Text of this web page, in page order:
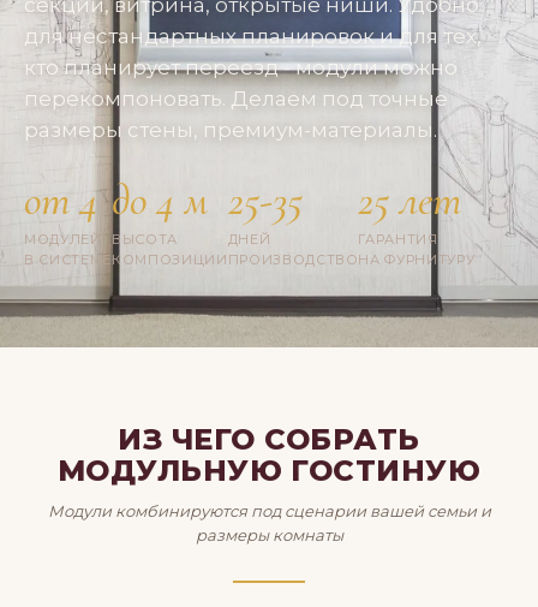
секции, витрина, открытые ниши. Удобно
для нестандартных планировок и для тех,
кто планирует переезд - модули можно
перекомпоновать. Делаем под точные
размеры стены, премиум-материалы.
от 4
МОДУЛЕЙ
В СИСТЕМЕ
до 4 м
ВЫСОТА
КОМПОЗИЦИИ
25-35
ДНЕЙ
ПРОИЗВОДСТВО
25 лет
ГАРАНТИЯ
НА ФУРНИТУРУ
ИЗ ЧЕГО СОБРАТЬ
МОДУЛЬНУЮ ГОСТИНУЮ
Модули комбинируются под сценарии вашей семьи и
размеры комнаты